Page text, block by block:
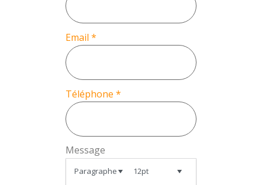
Email *
Téléphone *
Message
Paragraphe 12pt